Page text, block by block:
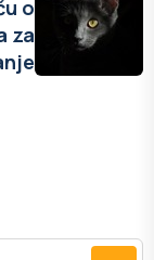
o
za